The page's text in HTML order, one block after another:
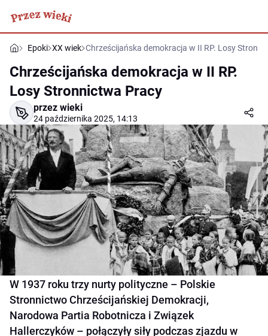
Epoki XX wiek Chrześcijańska demokracja w II RP. Losy
Chrześcijańska demokracja w II RP.
Losy Stronnictwa Pracy
przez wieki
24 października 2025, 14:13
W 1937 roku trzy nurty polityczne – Polskie
Stronnictwo Chrześcijańskiej Demokracji,
Narodowa Partia Robotnicza i Związek
Hallerczyków – połączyły siły podczas zjazdu w